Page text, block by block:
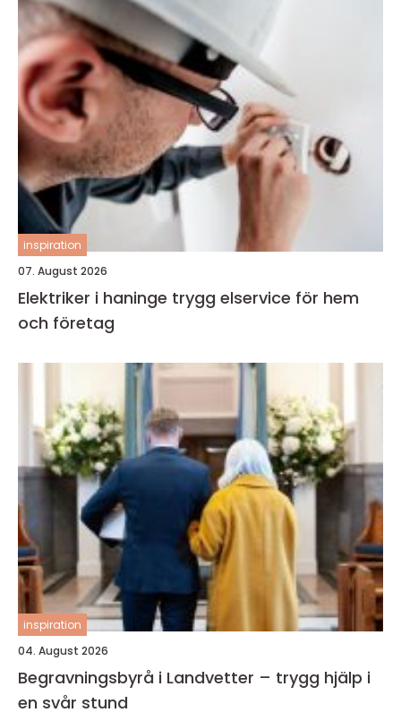
inspiration
07. August 2026
Elektriker i haninge trygg elservice för hem
och företag
inspiration
04. August 2026
Begravningsbyrå i Landvetter – trygg hjälp i
en svår stund